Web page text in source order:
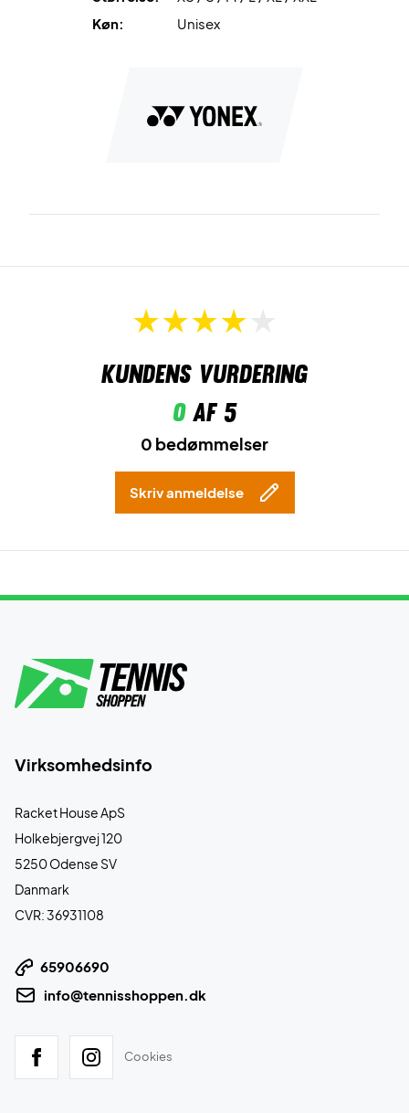
Køn:
Unisex
Kundens vurdering
0af 5
0 bedømmelser
Skriv anmeldelse
Virksomhedsinfo
Racket House ApS
Holkebjergvej 120
5250 Odense SV
Danmark
CVR: 36931108
65906690
info@tennisshoppen.dk
Cookies